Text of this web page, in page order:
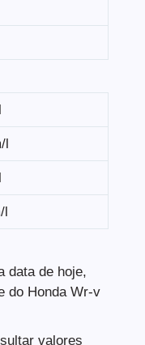
l
l
data de hoje,
do Honda Wr-v
valores